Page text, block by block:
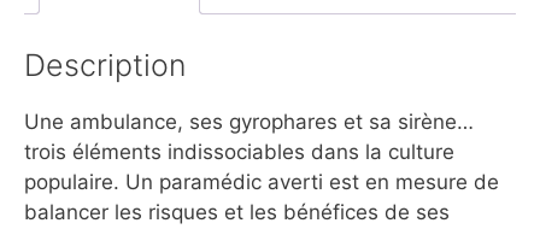
Description
Une ambulance, ses gyrophares et sa sirène…
trois éléments indissociables dans la culture
populaire. Un paramédic averti est en mesure de
balancer les risques et les bénéfices de ses